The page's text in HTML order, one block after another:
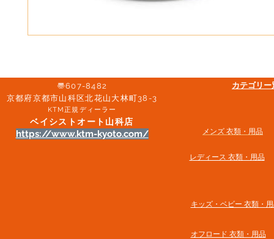
〠607-8482
京都府京都市山科区北花山大林町38-3​
KTM正規ディーラー
ベイシストオート山科店
https://www.ktm-kyoto.com/
カテゴリ
メンズ 衣類・用品
​レディース 衣類・用品
キッズ・ベビー 衣類・
オフロード 衣類・用品